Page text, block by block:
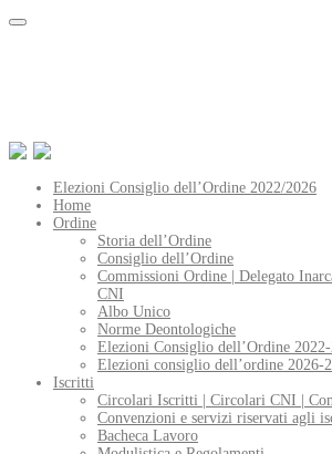
Elezioni Consiglio dell’Ordine 2022/2026
Home
Ordine
Storia dell’Ordine
Consiglio dell’Ordine
Commissioni Ordine | Delegato
CNI
Albo Unico
Norme Deontologiche
Elezioni Consiglio dell’Ordine
Elezioni consiglio dell’ordine 2026-
Iscritti
Circolari Iscritti | Circolari CNI |
Convenzioni e servizi riservati agli
Bacheca Lavoro